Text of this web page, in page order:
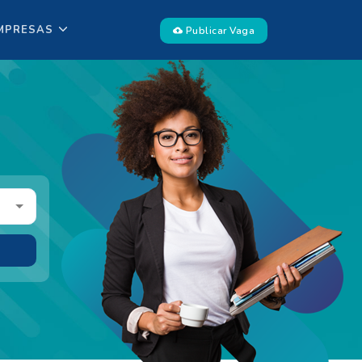
Publicar Vaga